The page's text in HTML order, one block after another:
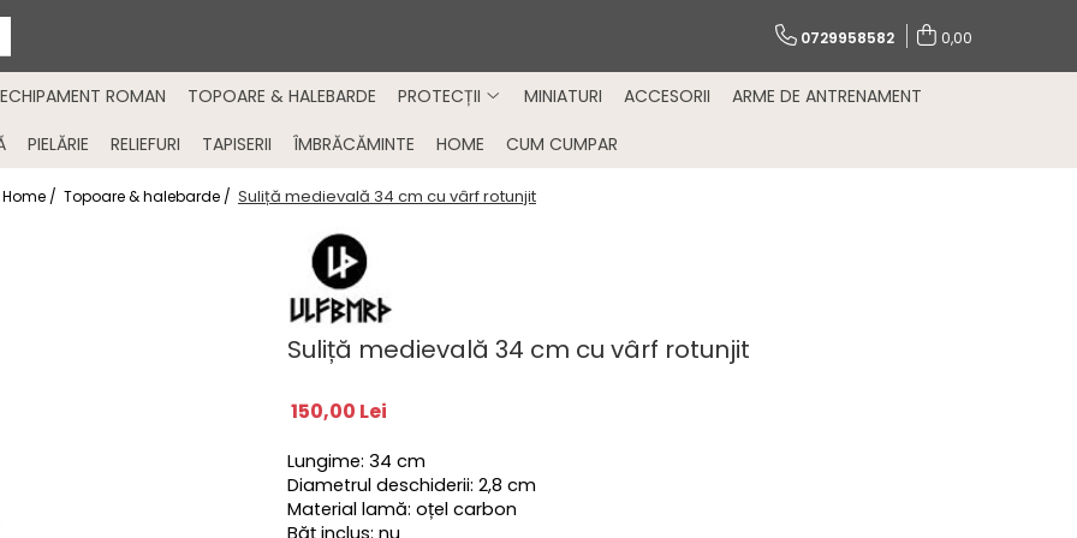
0729958582 0,00
ECHIPAMENT ROMAN TOPOARE & HALEBARDE PROTECȚII MINIATURI ACCESORII
ARME DE ANTRENAMENT
PIELĂRIE RELIEFURI TAPISERII ÎMBRĂCĂMINTE HOME CUM CUMPAR
Home / Topoare & halebarde / Suliță medievală 34 cm cu vârf rotunjit
Suliță medievală 34 cm cu vârf rotunjit
150,00 Lei
Lungime: 34 cm
Diametrul deschiderii: 2,8 cm
Material lamă: oțel carbon
Băț inclus: nu